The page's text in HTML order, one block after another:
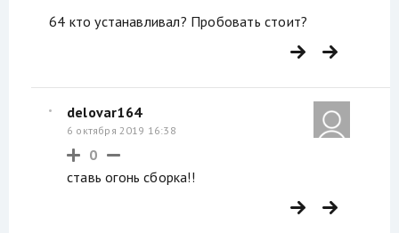
64 кто устанавливал? Пробовать стоит?
delovar164
6 октября 2019 16:38
0
ставь огонь сборка!!